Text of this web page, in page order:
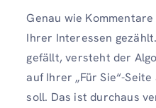
Genau wie
Ihrer Interessen
gefällt, versteht der
auf Ihrer „Für Sie“-
soll. Das ist durchaus